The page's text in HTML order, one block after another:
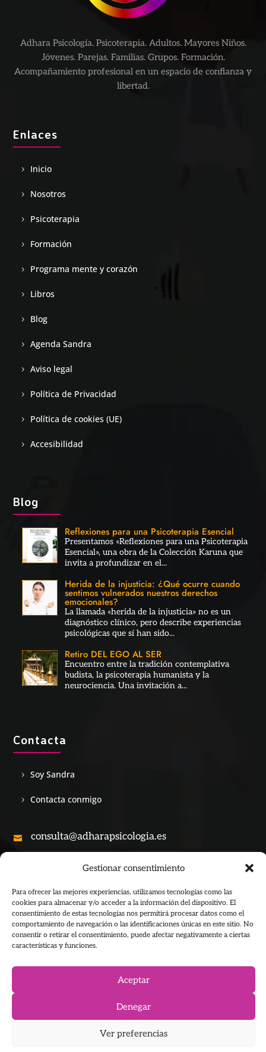
Gestionar consentimiento
Para ofrecer las mejores experiencias, utilizamos tecnologías como las
cookies para almacenar y/o acceder a la información del dispositivo. El
consentimiento de estas tecnologías nos permitirá procesar datos como el
comportamiento de navegación o las identificaciones únicas en este sitio. No
consentir o retirar el consentimiento, puede afectar negativamente a ciertas
características y funciones.
Aceptar
Denegar
Ver preferencias
Adhara Psicología. Psicoterapia. Adultos. Mayores Niños.
Jóvenes. Parejas. Familias. Grupos. Formación.
Acompañamiento profesional en un espacio de confianza y
libertad.
Enlaces
Inicio
Nosotros
Psicoterapia
Formación
Programa mente y corazón
Libros
Blog
Agenda Sandra
Aviso legal
Política de Privacidad
Política de cookies (UE)
Accesibilidad
Blog
Reflexiones para una Psicoterapia Esencial
Presentamos «Reflexiones para una Psicoterapia
Esencial», una obra de la Colección Karuna que
invita a profundizar en el...
Herida de la injusticia: ¿Qué ocurre cuando
sentimos vulnerados nuestros derechos
emocionales?
La llamada «herida de la injusticia» no es un
diagnóstico clínico, pero describe experiencias
psicológicas que sí han sido...
Retiro DEL EGO AL SER
Encuentro entre la tradición contemplativa
budista, la psicoterapia humanista y la
neurociencia. Una invitación a...
Contacta
Soy Sandra
Contacta conmigo
 consulta@adharapsicologia.es
+34 690 28 53 45
Copyright © 2026 Adhara Psicología All Rights Reserved
Adhara Psicología & Meditación. Formación